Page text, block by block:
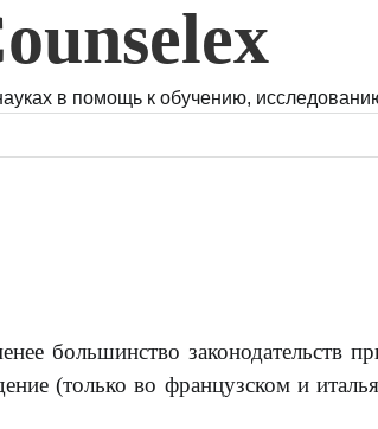
в помощь к обучению,
большинство законодательств
(только во французском и